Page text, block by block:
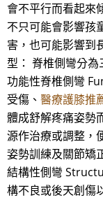
會不平行而看起來
不只可能會影響孩
害，也可能影響到
型： 脊椎側彎分
功能性脊椎側彎
受傷、 醫療護膝推
體成舒解疼痛姿勢
源作治療或調整，
姿勢訓練及關節矯
結構性側彎
構不良或後天創傷